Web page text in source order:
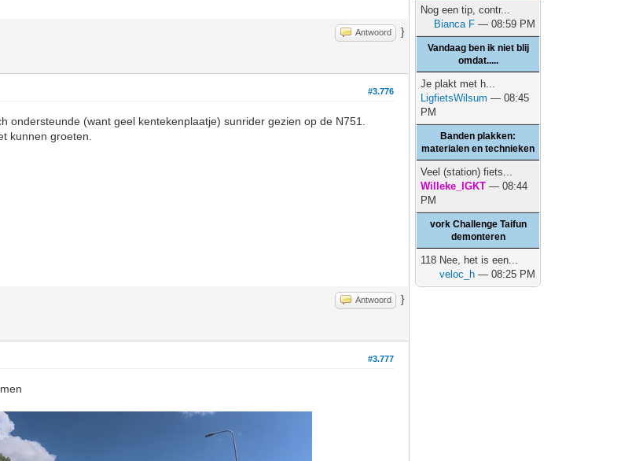
Antwoord }
#3.776
ondersteunde (want geel kentekenplaatje) sunrider gezien op de N751.
kunnen groeten.
Antwoord }
#3.777
Nog een tip, contr...
Bianca F — 08:59 PM
Vandaag ben ik niet blij
omdat.....
Je plakt met h...
LigfietsWilsum — 08:45
PM
Banden plakken:
materialen en technieken
Veel (station) fiets...
Willeke_IGKT — 08:44
PM
vork Challenge Taifun
demonteren
118 Nee, het is een...
veloc_h — 08:25 PM